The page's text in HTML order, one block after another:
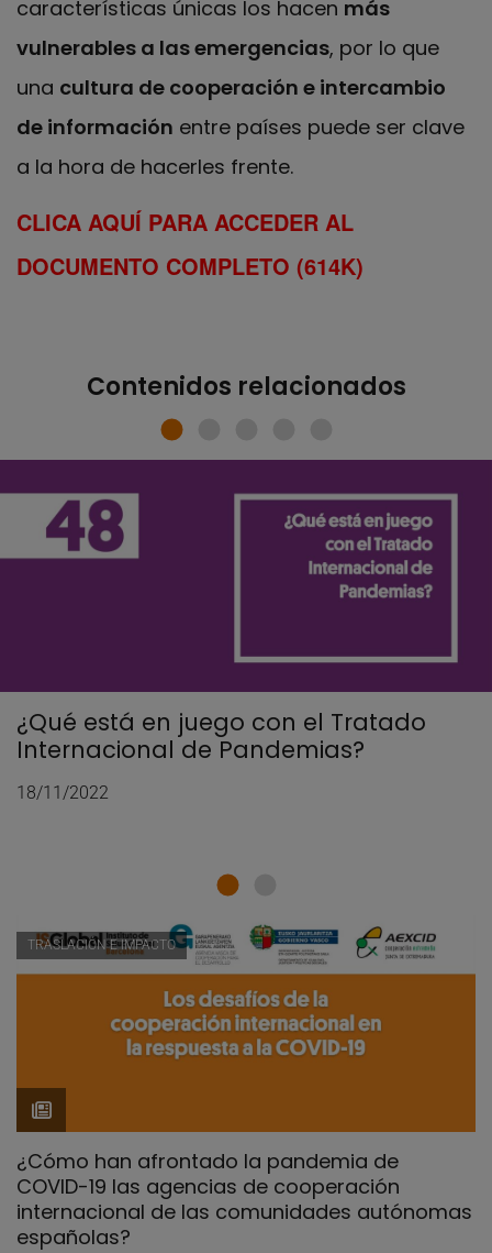
características únicas los hacen más
vulnerables a las emergencias, por lo que
una cultura de cooperación e intercambio
de información entre países puede ser clave
a la hora de hacerles frente.
CLICA AQUÍ PARA ACCEDER AL
DOCUMENTO COMPLETO (614K)
Contenidos relacionados
¿Qué está en juego con el Tratado
Internacional de Pandemias?
18/11/2022
TRASLACIÓN E IMPACTO
¿Cómo han afrontado la pandemia de
COVID-19 las agencias de cooperación
internacional de las comunidades autónomas
españolas?